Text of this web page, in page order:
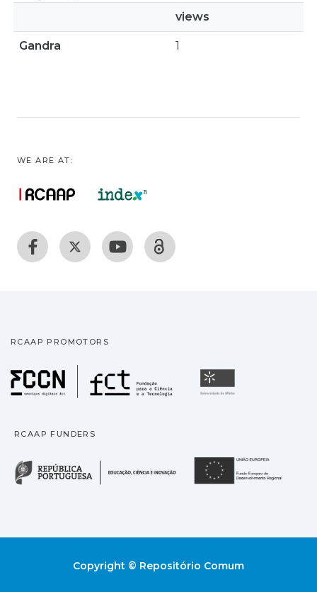
views
Gandra 1
WE ARE AT:
RCAAP PROMOTORS
Fundação para a
RCAAP FUNDERS
República Portuguesa
Copyright © Repositório Comum